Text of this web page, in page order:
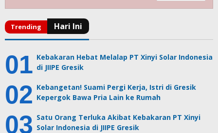
Kebakaran Hebat Melalap PT Xinyi Solar Indonesia
di JIIPE Gresik
Kebangetan! Suami Pergi Kerja, Istri di Gresik
Kepergok Bawa Pria Lain ke Rumah
Satu Orang Terluka Akibat Kebakaran PT Xinyi
Solar Indonesia di JIIPE Gresik